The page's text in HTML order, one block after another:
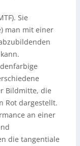
Sie
man mit einer
Bildmitte, die
Rot dargestellt.
an einer
die tangentiale